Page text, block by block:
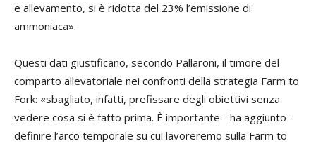
e allevamento, si è ridotta del 23% l’emissione di
ammoniaca».
Questi dati giustificano, secondo Pallaroni, il timore del
comparto allevatoriale nei confronti della strategia Farm to
Fork: «sbagliato, infatti, prefissare degli obiettivi senza
vedere cosa si è fatto prima. È importante - ha aggiunto -
definire l’arco temporale su cui lavoreremo sulla Farm to